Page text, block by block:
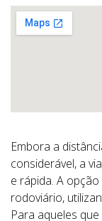
Embora a
considerável, a
e rápida. A
rodoviário,
Para aqueles